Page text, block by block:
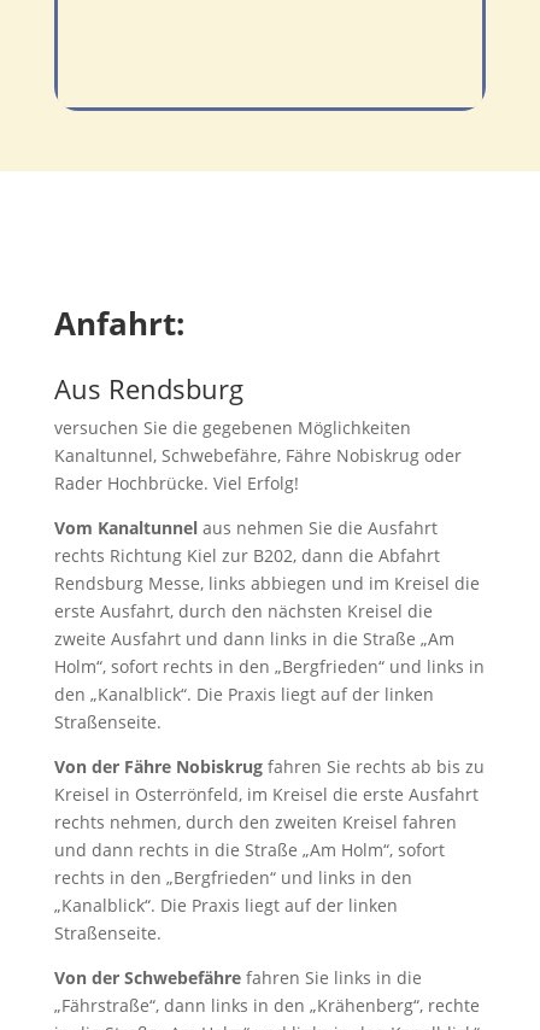
Anfahrt:
Aus Rendsburg
versuchen Sie die gegebenen Möglichkeiten
Kanaltunnel, Schwebefähre, Fähre Nobiskrug oder
Rader Hochbrücke. Viel Erfolg!
Vom Kanaltunnelaus nehmen Sie die Ausfahrt
rechts Richtung Kiel zur B202, dann die Abfahrt
Rendsburg Messe, links abbiegen und im Kreisel die
erste Ausfahrt, durch den nächsten Kreisel die
zweite Ausfahrt und dann links in die Straße „Am
Holm“, sofort rechts in den „Bergfrieden“ und links in
den „Kanalblick“. Die Praxis liegt auf der linken
Straßenseite.
Von der Fähre Nobiskrugfahren Sie rechts ab bis zu
Kreisel in Osterrönfeld, im Kreisel die erste Ausfahrt
rechts nehmen, durch den zweiten Kreisel fahren
und dann rechts in die Straße „Am Holm“, sofort
rechts in den „Bergfrieden“ und links in den
„Kanalblick“. Die Praxis liegt auf der linken
Straßenseite.
Von der Schwebefährefahren Sie links in die
„Fährstraße“, dann links in den „Krähenberg“, rechte